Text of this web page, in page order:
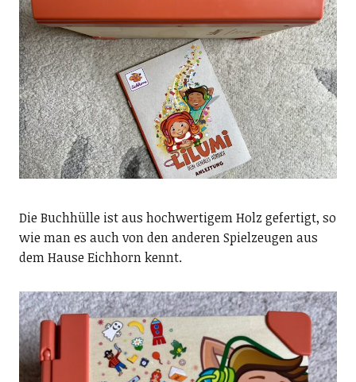
Die Buchhülle ist aus hochwertigem Holz gefertigt, so
wie man es auch von den anderen Spielzeugen aus
dem Hause Eichhorn kennt.